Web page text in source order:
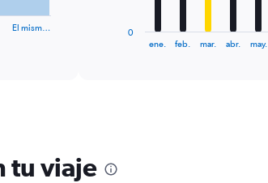
El mism…
chart
ene. feb. mar. abr. may.
0
tu viaje